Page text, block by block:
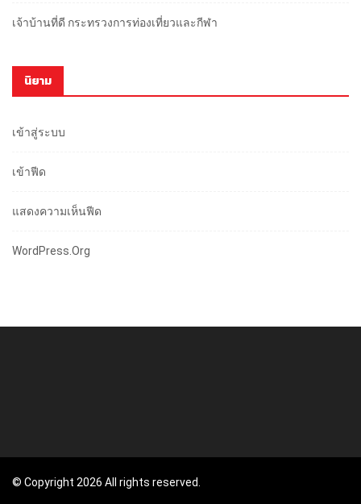
เจ้าบ้านที่ดี กระทรวงการท่องเที่ยวและกีฬา
นิยาม
เข้าสู่ระบบ
เข้าฟีด
แสดงความเห็นฟีด
WordPress.org
© Copyright 2026 All rights reserved.